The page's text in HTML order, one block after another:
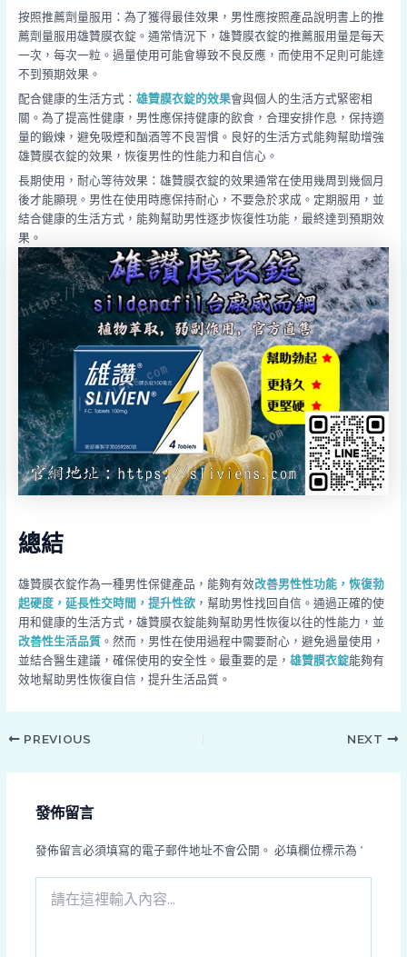
按照推薦劑量服用：為了獲得最佳效果，男性應按照產品說明書上的推
薦劑量服用雄贊膜衣錠。通常情況下，雄贊膜衣錠的推薦服用量是每天
一次，每次一粒。過量使用可能會導致不良反應，而使用不足則可能達
不到預期效果。
配合健康的生活方式： 雄贊膜衣錠的效果會與個人的生活方式緊密相
關。為了提高性健康，男性應保持健康的飲食，合理安排作息，保持適
量的鍛煉，避免吸煙和酗酒等不良習慣。良好的生活方式能夠幫助增強
雄贊膜衣錠的效果，恢復男性的性能力和自信心。
長期使用，耐心等待效果：雄贊膜衣錠的效果通常在使用幾周到幾個月
後才能顯現。男性在使用時應保持耐心，不要急於求成。定期服用，並
結合健康的生活方式，能夠幫助男性逐步恢復性功能，最終達到預期效
果。
總結
雄贊膜衣錠作為一種男性保健產品，能夠有效改善男性性功能，恢復勃
起硬度，延長性交時間，提升性欲，幫助男性找回自信。通過正確的使
用和健康的生活方式，雄贊膜衣錠能夠幫助男性恢復以往的性能力，並
改善性生活品質。然而，男性在使用過程中需要耐心，避免過量使用，
並結合醫生建議，確保使用的安全性。最重要的是， 雄贊膜衣錠能夠有
效地幫助男性恢復自信，提升生活品質。
PREVIOUS NEXT
發佈留言
發佈留言必須填寫的電子郵件地址不會公開。 必填欄位標示為 *